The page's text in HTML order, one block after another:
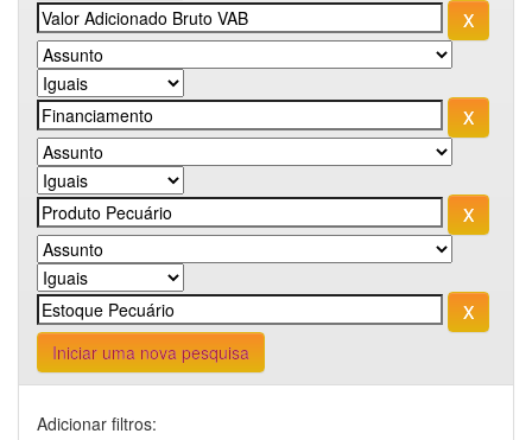
Iniciar uma nova pesquisa
Adicionar filtros: